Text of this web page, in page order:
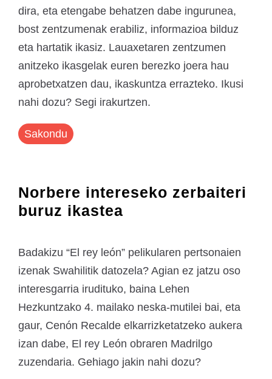
dira, eta etengabe behatzen dabe ingurunea,
bost zentzumenak erabiliz, informazioa bilduz
eta hartatik ikasiz. Lauaxetaren zentzumen
anitzeko ikasgelak euren berezko joera hau
aprobetxatzen dau, ikaskuntza errazteko. Ikusi
nahi dozu? Segi irakurtzen.
Sakondu
Norbere intereseko zerbaiteri
buruz ikastea
Badakizu “El rey león” pelikularen pertsonaien
izenak Swahilitik datozela? Agian ez jatzu oso
interesgarria irudituko, baina Lehen
Hezkuntzako 4. mailako neska-mutilei bai, eta
gaur, Cenón Recalde elkarrizketatzeko aukera
izan dabe, El rey León obraren Madrilgo
zuzendaria. Gehiago jakin nahi dozu?